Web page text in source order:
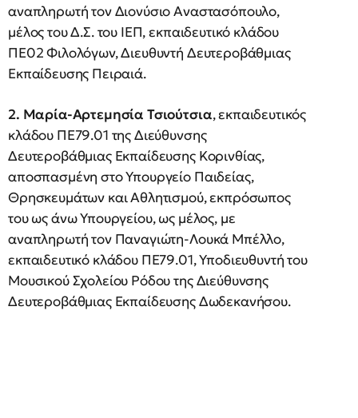
αναπληρωτή τον Διονύσιο Αναστασόπουλο,
μέλος του Δ.Σ. του ΙΕΠ, εκπαιδευτικό κλάδου
ΠΕ02 Φιλολόγων, Διευθυντή Δευτεροβάθμιας
Εκπαίδευσης Πειραιά.
2. Μαρία-Αρτεμησία Τσιούτσια, εκπαιδευτικός
κλάδου ΠΕ79.01 της Διεύθυνσης
Δευτεροβάθμιας Εκπαίδευσης Κορινθίας,
αποσπασμένη στο Υπουργείο Παιδείας,
Θρησκευμάτων και Αθλητισμού, εκπρόσωπος
του ως άνω Υπουργείου, ως μέλος, με
αναπληρωτή τον Παναγιώτη-Λουκά Μπέλλο,
εκπαιδευτικό κλάδου ΠΕ79.01, Υποδιευθυντή του
Μουσικού Σχολείου Ρόδου της Διεύθυνσης
Δευτεροβάθμιας Εκπαίδευσης Δωδεκανήσου.